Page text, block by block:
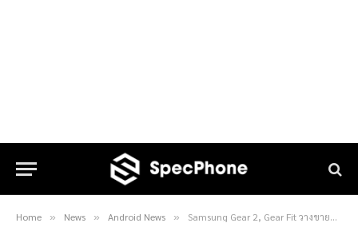
Home » News » Android News » Samsung Gear 2, Gear Fit วางขายพร้อม Galaxy S5 เคาะราคาที่ 8,900 บาท และ 5,900 บาทตามลำดับ